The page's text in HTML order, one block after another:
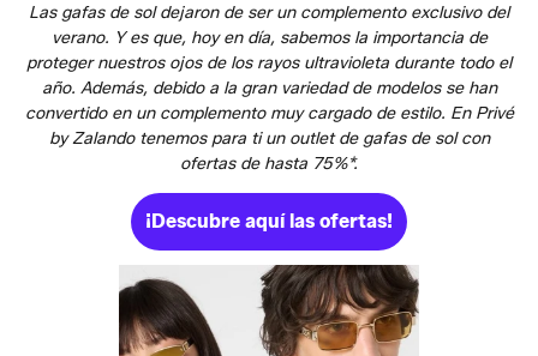
Las gafas de sol dejaron de ser un complemento exclusivo del
verano. Y es que, hoy en día, sabemos la importancia de
proteger nuestros ojos de los rayos ultravioleta durante todo el
año. Además, debido a la gran variedad de modelos se han
convertido en un complemento muy cargado de estilo. En Privé
by Zalando tenemos para ti un outlet de gafas de sol con
ofertas de hasta 75%*.
¡Descubre aquí las ofertas!